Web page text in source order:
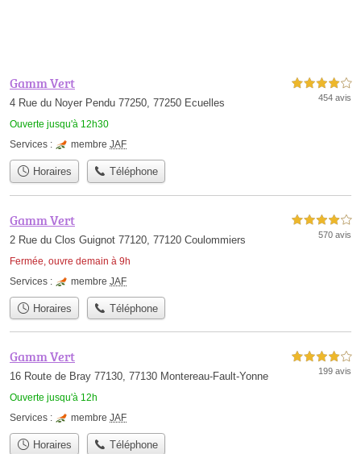
Gamm Vert
4 Rue du Noyer Pendu 77250, 77250 Ecuelles
Ouverte jusqu'à 12h30
4,0 étoiles sur 5
454 avis
Services : membre JAF
Horaires Téléphone
Gamm Vert
2 Rue du Clos Guignot 77120, 77120 Coulommiers
Fermée, ouvre demain à 9h
4,0 étoiles sur 5
570 avis
Services : membre JAF
Horaires Téléphone
Gamm Vert
16 Route de Bray 77130, 77130 Montereau-Fault-Yonne
Ouverte jusqu'à 12h
4,0 étoiles sur 5
199 avis
Services : membre JAF
Horaires Téléphone